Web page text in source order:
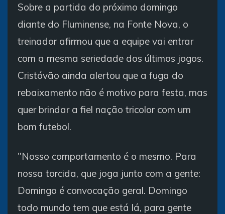
Sobre a partida do próximo domingo
diante do Fluminense, na Fonte Nova, o
treinador afirmou que a equipe vai entrar
com a mesma seriedade dos últimos jogos.
Cristóvão ainda alertou que a fuga do
rebaixamento não é motivo para festa, mas
quer brindar a fiel nação tricolor com um
bom futebol.
"Nosso comportamento é o mesmo. Para
nossa torcida, que joga junto com a gente:
Domingo é convocação geral. Domingo
todo mundo tem que está lá, para gente